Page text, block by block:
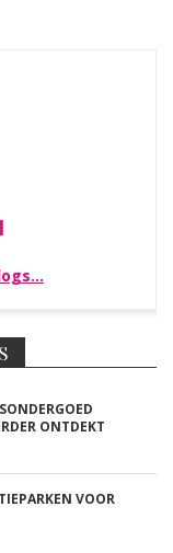
ONTDEKT
VOOR